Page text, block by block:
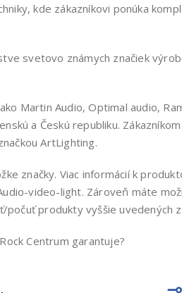
kde zákazníkovi ponúka
svetovo známych značiek
Martin Audio, Optimal audio,
a Českú republiku.
ArtLighting.
značky. Viac informácií k
video-light. Zároveň máte
produkty vyššie uvedených
Centrum garantuje?